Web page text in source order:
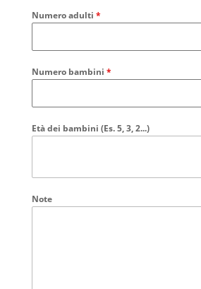
Numero adulti *
Numero bambini *
Età dei bambini (Es. 5, 3, 2...)
Note